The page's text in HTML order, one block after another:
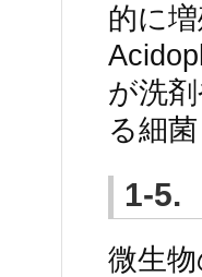
的に
が洗
る細菌
1-5.
微生